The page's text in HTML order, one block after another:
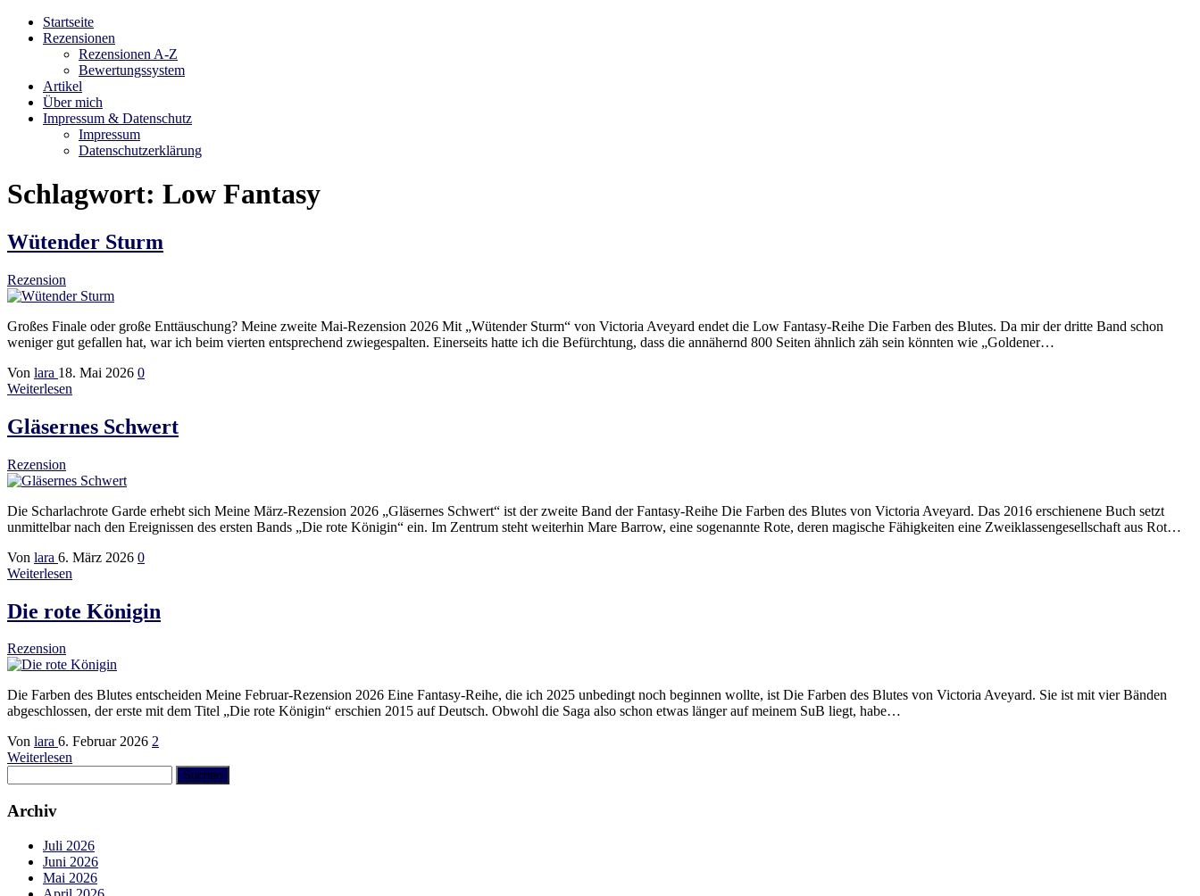
Bibliophilara
Möge die Liebe zu Büchern niemals enden
Startseite
Rezensionen
Rezensionen A-Z
Bewertungssystem
Artikel
Über mich
Impressum & Datenschutz
Impressum
Datenschutzerklärung
Schlagwort: Low Fantasy
Wütender Sturm
Rezension
Großes Finale oder große Enttäuschung? Meine zweite Mai-Rezension 2026 Mit „Wütender Sturm“ von Victoria Aveyard endet die Low Fantasy-Reihe Die Farben des Blutes. Da mir der dritte Band schon
weniger gut gefallen hat, war ich beim vierten entsprechend zwiegespalten. Einerseits hatte ich die Befürchtung, dass die annähernd 800 Seiten ähnlich zäh sein könnten wie „Goldener…
Von lara 18. Mai 2026 0
Weiterlesen
Gläsernes Schwert
Rezension
Die Scharlachrote Garde erhebt sich Meine März-Rezension 2026 „Gläsernes Schwert“ ist der zweite Band der Fantasy-Reihe Die Farben des Blutes von Victoria Aveyard. Das 2016 erschienene Buch setzt
unmittelbar nach den Ereignissen des ersten Bands „Die rote Königin“ ein. Im Zentrum steht weiterhin Mare Barrow, eine sogenannte Rote, deren magische Fähigkeiten eine Zweiklassengesellschaft aus Rot…
Von lara 6. März 2026 0
Weiterlesen
Die rote Königin
Rezension
Die Farben des Blutes entscheiden Meine Februar-Rezension 2026 Eine Fantasy-Reihe, die ich 2025 unbedingt noch beginnen wollte, ist Die Farben des Blutes von Victoria Aveyard. Sie ist mit vier Bänden
abgeschlossen, der erste mit dem Titel „Die rote Königin“ erschien 2015 auf Deutsch. Obwohl die Saga also schon etwas länger auf meinem SuB liegt, habe…
Von lara 6. Februar 2026 2
Weiterlesen
nach:
Archiv
Juli 2026
Juni 2026
Mai 2026